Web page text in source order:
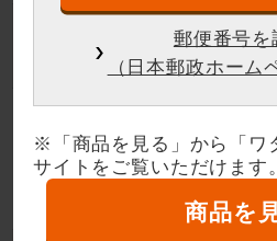
郵便番号を
（日本郵政ホーム
※「商品を見る」から「ワ
サイトをご覧いただけます。
商品を
返品について
お客さまの都合による返
ません。お手元に届きまし
ございましたら速やかに
センター窓口までご連絡く